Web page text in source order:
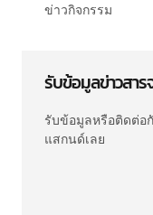
ข่าวกิจกรรม
รับข้อมูลข่าวสาร
รับข้อมูลหรือติดต่อ
แสกนด์เลย